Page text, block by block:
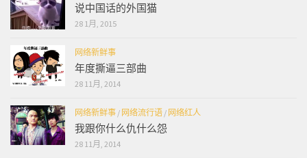
说中国话的外国猫
28 1月, 2015
网络新鲜事
年度撕逼三部曲
28 11月, 2014
网络新鲜事 / 网络流行语 / 网络红人
我跟你什么仇什么怨
28 11月, 2014